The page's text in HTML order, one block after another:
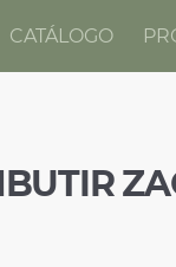
CATÁLOGO